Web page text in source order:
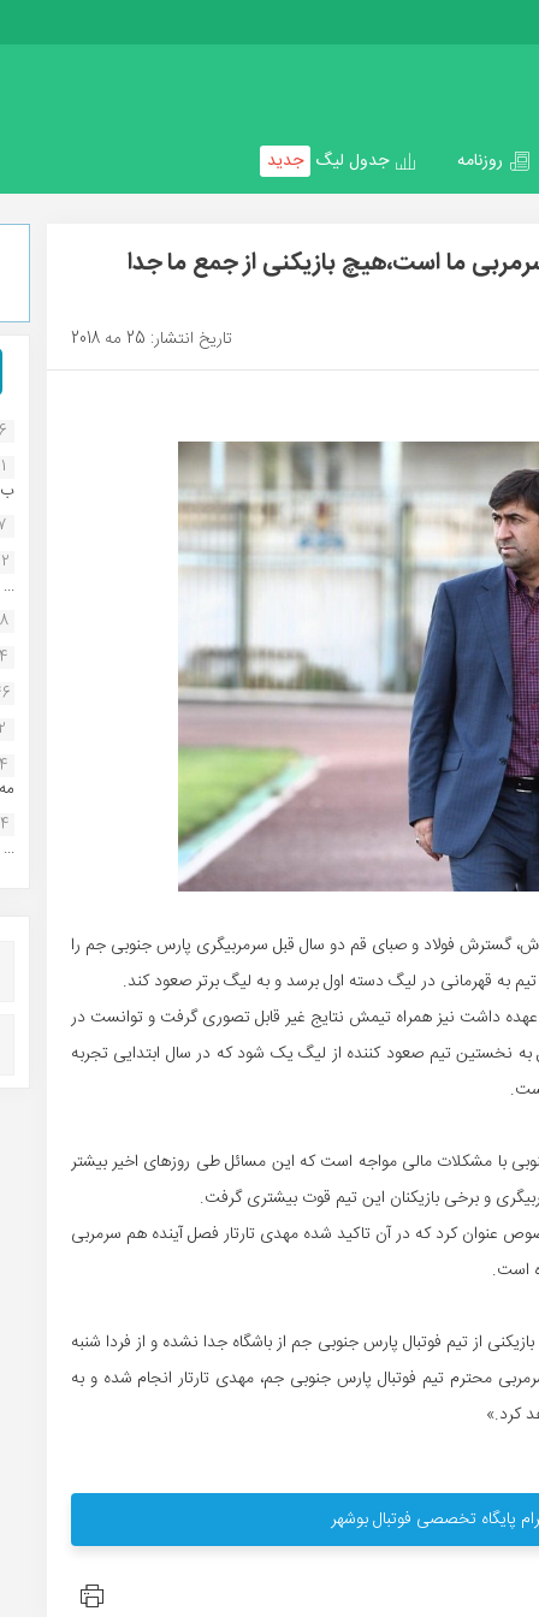
روزنامه جدول لیگ جدید
ما است،هیچ بازیکنی از جمع ما جدا
تاریخ انتشار: 25 مه 2018
گسترش فولاد و صبای قم دو سال قبل سرمربیگری پارس جنوبی جم را
قهرمانی در لیگ دسته اول برسد و به لیگ برتر صعود کند.
داشت نیز همراه تیمش نتایج غیر قابل تصوری گرفت و توانست در
به نخستین تیم صعود کننده از لیگ یک شود که در سال ابتدایی تجربه
با مشکلات مالی مواجه است که این مسائل طی روزهای اخیر بیشتر
و برخی بازیکنان این تیم قوت بیشتری گرفت.
عنوان کرد که در آن تاکید شده مهدی تارتار فصل آینده هم سرمربی
است.
از تیم فوتبال پارس جنوبی جم از باشگاه جدا نشده و از فردا شنبه
محترم تیم فوتبال پارس جنوبی جم، مهدی تارتار انجام شده و به
کرد.»
پایگاه تخصصی فوتبال بوشهر
...
...